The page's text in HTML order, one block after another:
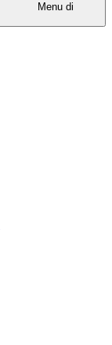
Menu di